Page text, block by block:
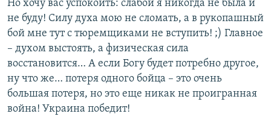
Но хочу вас успокоить: слабой я никогда не была и
не буду! Силу духа мою не сломать, а в рукопашный
бой мне тут с тюремщиками не вступить! ;) Главное
– духом выстоять, а физическая сила
восстановится… А если Богу будет потребно другое,
ну что же… потеря одного бойца – это очень
большая потеря, но это еще никак не проигранная
война! Украина победит!